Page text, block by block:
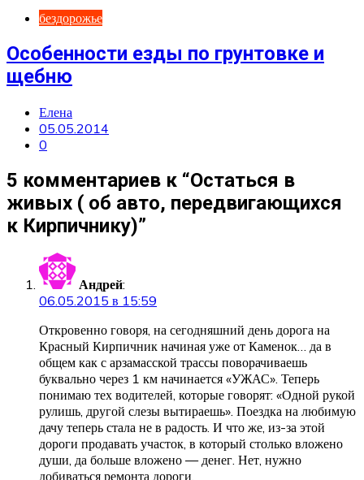
бездорожье
Особенности езды по грунтовке и
щебню
Елена
05.05.2014
0
5 комментариев к “Остаться в
живых ( об авто, передвигающихся
к Кирпичнику)”
Андрей:
06.05.2015 в 15:59
Откровенно говоря, на сегодняшний день дорога на
Красный Кирпичник начиная уже от Каменок… да в
общем как с арзамасской трассы поворачиваешь
буквально через 1 км начинается «УЖАС». Теперь
понимаю тех водителей, которые говорят: «Одной рукой
рулишь, другой слезы вытираешь». Поездка на любимую
дачу теперь стала не в радость. И что же, из-за этой
дороги продавать участок, в который столько вложено
души, да больше вложено — денег. Нет, нужно
добиваться ремонта дороги.